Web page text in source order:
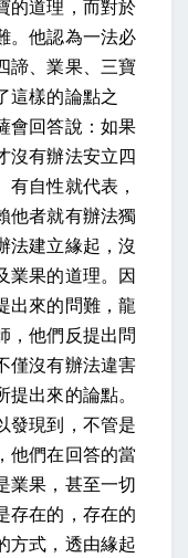
的道理，而對於
。他認為一法必
諦、業果、三寶
這樣的論點之
會回答說：如果
沒有辦法安立四
自性就代表，
他者就有辦法獨
法建立緣起，沒
業果的道理。因
出來的問難，龍
，他們反提出問
僅沒有辦法違害
出來的論點。
發現到，不管是
他們在回答的當
業果，甚至一切
存在的，存在的
方式，透由緣起